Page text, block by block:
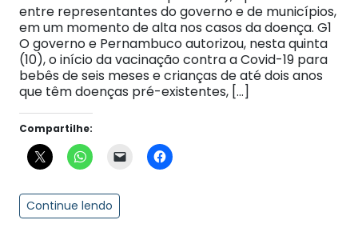
entre representantes do governo e de municípios,
em um momento de alta nos casos da doença. G1
O governo e Pernambuco autorizou, nesta quinta
(10), o início da vacinação contra a Covid-19 para
bebês de seis meses e crianças de até dois anos
que têm doenças pré-existentes, […]
Compartilhe:
Continue lendo